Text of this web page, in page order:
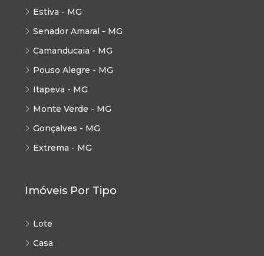
Estiva - MG
Senador Amaral - MG
Camanducaia - MG
Pouso Alegre - MG
Itapeva - MG
Monte Verde - MG
Gonçalves - MG
Extrema - MG
Imóveis Por Tipo
Lote
Casa